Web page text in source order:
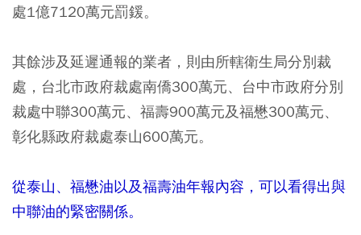
處1億7120萬元罰鍰。
其餘涉及延遲通報的業者，則由所轄衛生局分別裁
處，台北市政府裁處南僑300萬元、台中市政府分別
裁處中聯300萬元、福壽900萬元及福懋300萬元、
彰化縣政府裁處泰山600萬元。
從泰山、福懋油以及福壽油年報內容，可以看得出與
中聯油的緊密關係。